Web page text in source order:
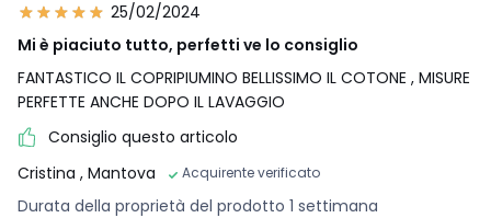
25/02/2024
Mi è piaciuto tutto, perfetti ve lo consiglio
FANTASTICO IL COPRIPIUMINO BELLISSIMO IL COTONE , MISURE
PERFETTE ANCHE DOPO IL LAVAGGIO
Consiglio questo articolo
Cristina , Mantova Acquirente verificato
Durata della proprietà del prodotto 1 settimana